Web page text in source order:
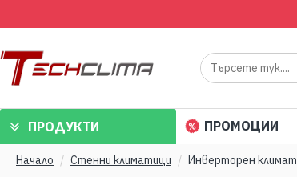
ПРОДУКТИ ПРОМОЦИИ
Начало Стенни климатици Инверторен